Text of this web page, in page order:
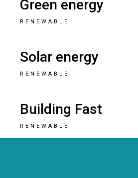
Green energy
RENEWABLE
Solar energy
RENEWABLE
Building Fast
RENEWABLE